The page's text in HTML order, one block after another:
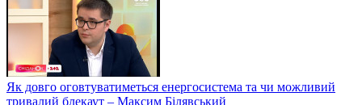
Як довго оговтуватиметься енергосистема та чи можливий
тривалий блекаут – Максим Білявський